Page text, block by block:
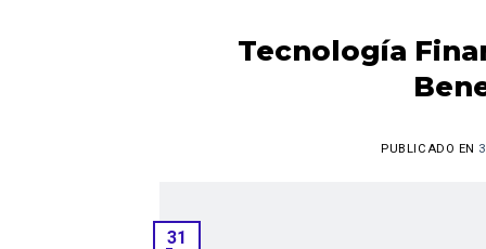
Tecnología
PUBLICADO EN
31